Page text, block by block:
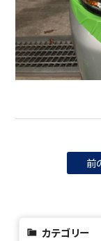
前
カテゴリー